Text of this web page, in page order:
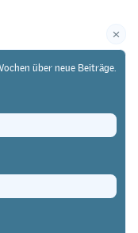
über neue Beiträge.